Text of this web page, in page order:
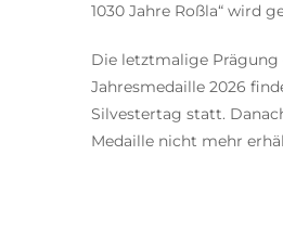
1030 Jahre Roßla“ wird
Die letztmalige Prägung
Jahresmedaille 2026
Silvestertag statt.
Medaille nicht mehr